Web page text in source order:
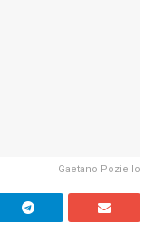
Gaetano Poziello